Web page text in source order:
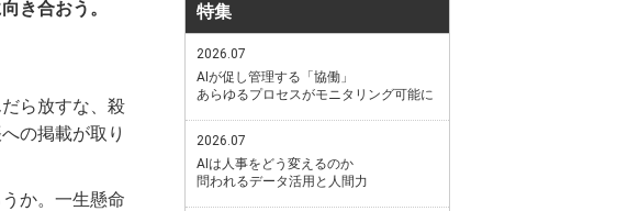
き合おう。
ら放すな、殺
の掲載が取り
か。一生懸命
特集
2026.07
AIが促し管理する「協働」
あらゆるプロセスがモニタリング可能に
2026.07
AIは人事をどう変えるのか
問われるデータ活用と人間力